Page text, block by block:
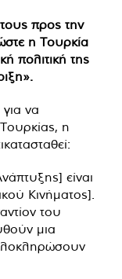
προς την
η Τουρκία
πολιτική της
να
η
είναι
Κινήματος].
του
μια